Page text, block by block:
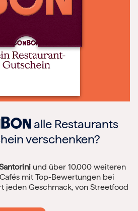
alle Restaurants
verschenken?
und über 10.000 weiteren
mit Top-Bewertungen bei
jeden Geschmack, von Streetfood